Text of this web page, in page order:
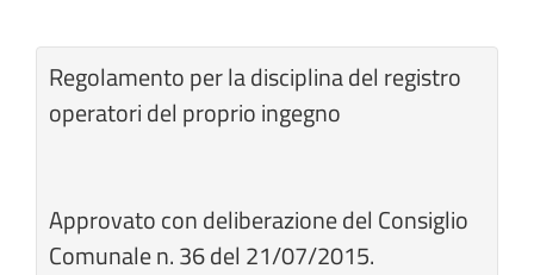
Regolamento per la disciplina del registro
operatori del proprio ingegno
Approvato con deliberazione del Consiglio
Comunale n. 36 del 21/07/2015.